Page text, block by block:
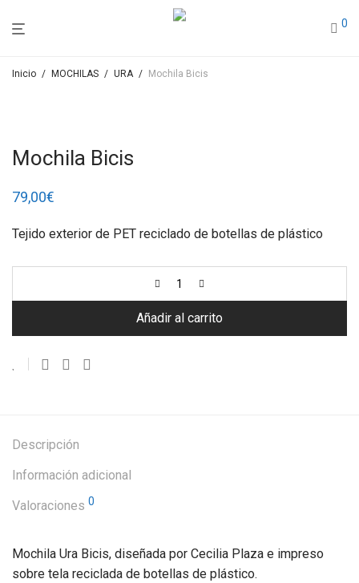
0
Inicio / MOCHILAS / URA / Mochila Bicis
Mochila Bicis
79,00€
Tejido exterior de PET reciclado de botellas de plástico
Añadir al carrito
Descripción
Información adicional
Valoraciones 0
Mochila Ura Bicis, diseñada por Cecilia Plaza e impreso
sobre tela reciclada de botellas de plástico.